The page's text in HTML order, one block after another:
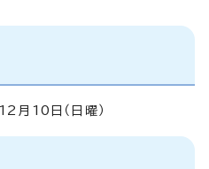
月10日（日曜）